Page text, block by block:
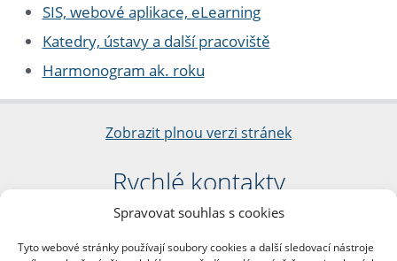
Spravovat souhlas s cookies
Tyto webové stránky používají soubory cookies a další sledovací nástroje
SIS, webové aplikace, eLearning
Katedry, ústavy a další pracoviště
Harmonogram ak. roku
Zobrazit plnou verzi stránek
Rychlé kontakty
Filozofická fakulta
nám. Jana Palacha 1/2